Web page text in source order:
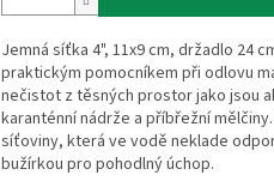
Jemná síťka 4", 11x9 cm, držadlo 24
praktickým pomocníkem při odlovu
nečistot z těsných prostor jako jsou
karanténní nádrže a příbřežní
síťoviny, která ve vodě neklade
bužírkou pro pohodlný úchop.